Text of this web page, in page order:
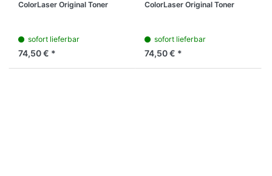
ColorLaser Original Toner
sofort lieferbar
74,50 € *
ColorLaser Original Toner
sofort lieferbar
74,50 € *